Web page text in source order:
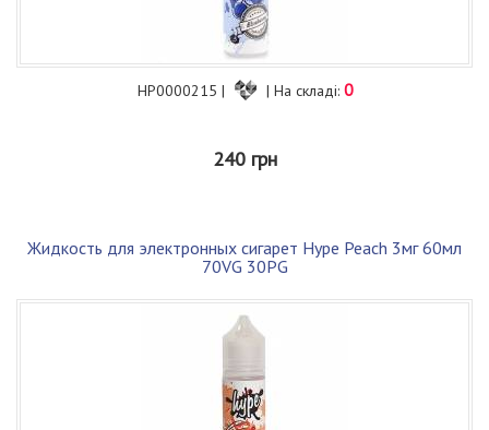
HP0000215 | | На складі: 0
240 грн
Жидкость для электронных сигарет Hype Peach 3мг 60мл
70VG 30PG